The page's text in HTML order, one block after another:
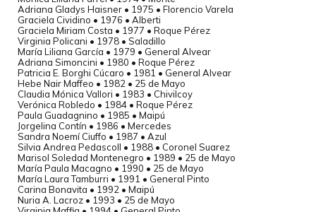
Adriana Gladys Haisner • 1975 • Florencio Varela
Graciela Cividino • 1976 • Alberti
Graciela Miriam Costa • 1977 • Roque Pérez
Virginia Policani • 1978 • Saladillo
María Liliana García • 1979 • General Alvear
Adriana Simoncini • 1980 • Roque Pérez
Patricia E. Borghi Cúcaro • 1981 • General Alvear
Hebe Nair Maffeo • 1982 • 25 de Mayo
Claudia Mónica Vallori • 1983 • Chivilcoy
Verónica Robledo • 1984 • Roque Pérez
Paula Guadagnino • 1985 • Maipú
Jorgelina Contín • 1986 • Mercedes
Sandra Noemí Ciuffo • 1987 • Azul
Silvia Andrea Pedascoll • 1988 • Coronel Suarez
Marisol Soledad Montenegro • 1989 • 25 de Mayo
María Paula Macagno • 1990 • 25 de Mayo
María Laura Tamburri • 1991 • General Pinto
Carina Bonavita • 1992 • Maipú
Nuria A. Lacroz • 1993 • 25 de Mayo